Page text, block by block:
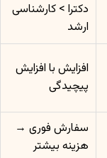
دکترا > کارشناسی
ارشد
افزایش با افزایش
پیچیدگی
سفارش فوری →
هزینه بیشتر